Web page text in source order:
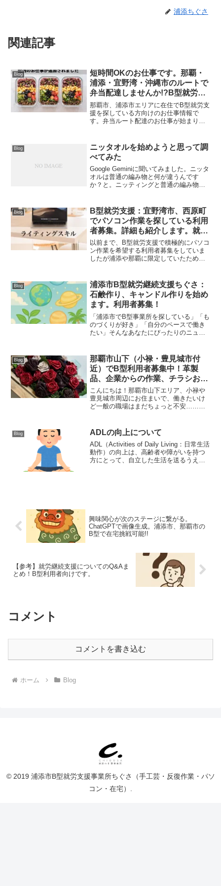
浦添ちぐさ
関連記事
Blog
短時間OKのお仕事です。那覇・
浦添・宜野湾・沖縄市のルートで
弁当配達しませんか!?B型就労支
援
那覇市、浦添市エリアに在住でB型就労支
援を探している方向けのお仕事情報で
す。弁当ルート配達のお仕事が始まりま
線でその仕事・作業は良い作用になるの
かを考えながら仕事を外...
Blog
ニッタオルを始めようと思って調
べてみた
Google Geminiに聞いてみました。ニッタ
オルは普通の編み物と何が違うんです
か？と。ニッティングと普通の編み物の
ィング（knitting）」のことかと思われ
ま...
Blog
B型就労支援：宜野湾市、西原町
でパソコン作業を探している利用
者募集。詳細も紹介します。就労
移行支援
以前まで、B型就労支援で積極的にパソコ
ン作業を希望する利用者募集をしていま
したが浦添や那覇に限定していたため、
し、支援ができる範囲があるので、下の
部分をチェック。※宜...
Blog
浦添市B型就労継続支援ちぐさ：
石鹸作り、キャンドル作りを始め
ます。利用者募集！
「浦添市でB型事業所を探している」「も
のづくりが好き」「自分のペースで働き
たい」そんなあなたにぴったりのニュー
鹸作り】【キャンドル作り】の新しい作
業をスタートし...
Blog
那覇市山下（小禄・豊見城市付
近）でB型利用者募集中！革製
品、企業からの作業、チラシおり
など！
こんにちは！那覇市山下エリア、小禄や
豊見城市周辺にお住まいで、働きたいけ
ど一般の職場はまだちょっと不安……そ
ってみたい気持ち」を大切にしながら、
働くサポートをしていま...
Blog ADLの向上について
ADL（Activities of Daily Living：日常生活
動作）の向上は、高齢者や障がいを持つ
方にとって、自立した生活を送るうえで
興味関心が次のステージに繋がる。
ChatGPTで画像生成。浦添市、那覇市の
B型で在宅挑戦可能!!
【参考】就労継続支援についてのQ&Aま
とめ！B型利用者向けです。
コメント
コメントを書き込む
ホーム Blog
© 2019 浦添市B型就労支援事業所ちぐさ（手工芸・反復作業・パソ
コン・在宅）.